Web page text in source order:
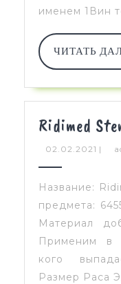
именем 1Вин
ЧИТАТЬ
Ridimed
02.02.2021 |
Название:
предмета:
Материал
Применим в
кого
Размер Раса